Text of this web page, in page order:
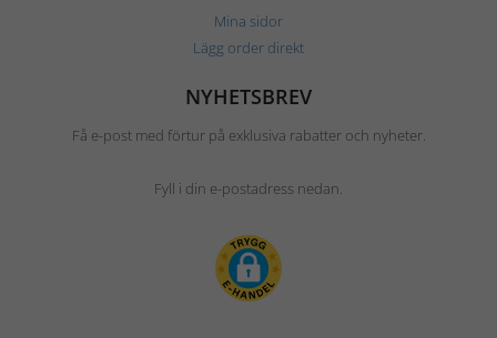
Mina sidor
Lägg order direkt
NYHETSBREV
Få e-post med förtur på exklusiva rabatter och nyheter.
Fyll i din e-postadress nedan.